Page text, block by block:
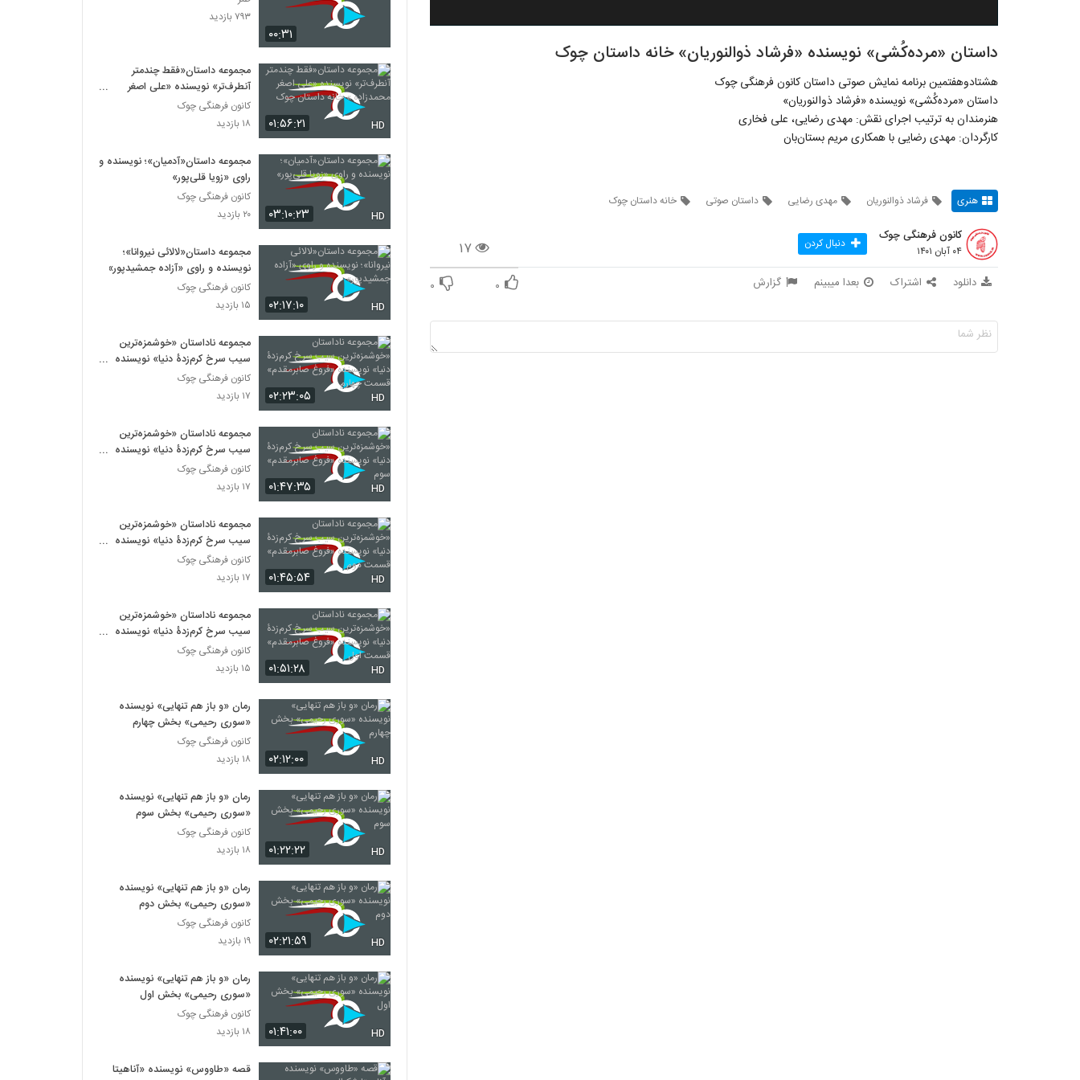
داستان «مرده‌کُشی» نویسنده «فرشاد ذوالنوریان» خانه داستان چوک
هشتادوهفتمین برنامه نمایش صوتی داستان کانون فرهنگی چوک
داستان «مرده‌کُشی» نویسنده «فرشاد ذوالنوریان»
هنرمندان به ترتیب اجرای نقش: مهدی رضایی، علی فخاری
کارگردان: مهدی رضایی با همکاری مریم بستان‌بان
هنری فرشاد ذوالنوریان مهدی رضایی داستان صوتی خانه داستان چوک
۱۷
کانون فرهنگی چوک
۰۴ آبان ۱۴۰۱ دنبال کردن
دانلود اشتراک بعدا میبینم گزارش ۰ ۰
۰۰:۳۱
۷۹۳ بازدید
۰۱:۵۶:۲۱ HD
مجموعه داستان«فقط چندمتر
آنطرف‌تر» نویسنده «علی اصغر
محمدزاده » خانه داستان چوک
کانون فرهنگی چوک
۱۸ بازدید
۰۳:۱۰:۲۳ HD
مجموعه داستان«آدمیان»؛ نویسنده و
راوی «زویا قلی‌پور»
کانون فرهنگی چوک
۲۰ بازدید
۰۲:۱۷:۱۰ HD
مجموعه داستان«لالائی نیروانا»؛
نویسنده و راوی «آزاده جمشیدپور»
کانون فرهنگی چوک
۱۵ بازدید
۰۲:۲۳:۰۵ HD
مجموعه ناداستان «خوشمزه‌ترین
سیب سرخ کرم‌زدۀ دنیا» نویسنده
«فروغ صابرمقدم» قسمت چهارم
کانون فرهنگی چوک
۱۷ بازدید
۰۱:۴۷:۳۵ HD
مجموعه ناداستان «خوشمزه‌ترین
سیب سرخ کرم‌زدۀ دنیا» نویسنده
«فروغ صابرمقدم» سوم
کانون فرهنگی چوک
۱۷ بازدید
۰۱:۴۵:۵۴ HD
مجموعه ناداستان «خوشمزه‌ترین
سیب سرخ کرم‌زدۀ دنیا» نویسنده
«فروغ صابرمقدم» قسمت دوم
کانون فرهنگی چوک
۱۷ بازدید
۰۱:۵۱:۲۸ HD
مجموعه ناداستان «خوشمزه‌ترین
سیب سرخ کرم‌زدۀ دنیا» نویسنده
«فروغ صابرمقدم» قسمت اول
کانون فرهنگی چوک
۱۵ بازدید
۰۲:۱۲:۰۰ HD
رمان «و باز هم تنهایی» نویسنده
«سوری رحیمی» بخش چهارم
کانون فرهنگی چوک
۱۸ بازدید
۰۱:۲۲:۲۲ HD
رمان «و باز هم تنهایی» نویسنده
«سوری رحیمی» بخش سوم
کانون فرهنگی چوک
۱۸ بازدید
۰۲:۲۱:۵۹ HD
رمان «و باز هم تنهایی» نویسنده
«سوری رحیمی» بخش دوم
کانون فرهنگی چوک
۱۹ بازدید
۰۱:۴۱:۰۰ HD
رمان «و باز هم تنهایی» نویسنده
«سوری رحیمی» بخش اول
کانون فرهنگی چوک
۱۸ بازدید
قصه «طاووس» نویسنده «آناهیتا